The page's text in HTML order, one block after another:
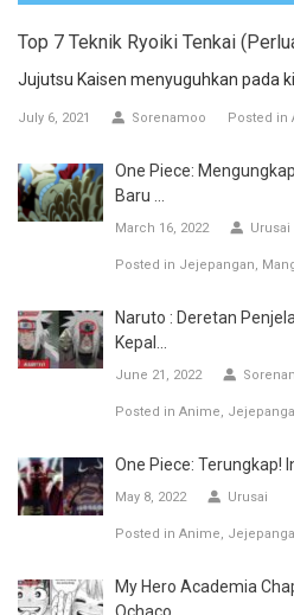
Top 7 Teknik Ryoiki Tenkai
Jujutsu Kaisen menyuguhkan pada
July 6, 2021 Sorenamoo Posted in
One Piece:
Baru ...
March 16, 2022 Urusai
Posted in Jejepangan
Naruto : Deretan
Kepal...
June 21, 2022
Posted in Anime
One Piece: Terungkap!
May 8, 2022 Urusai
Posted in Anime
My Hero Academia